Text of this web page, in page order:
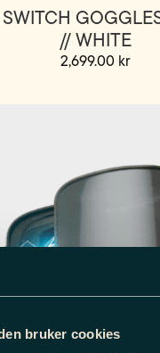
bruker cookies
// WHITE
2,699.00 kr